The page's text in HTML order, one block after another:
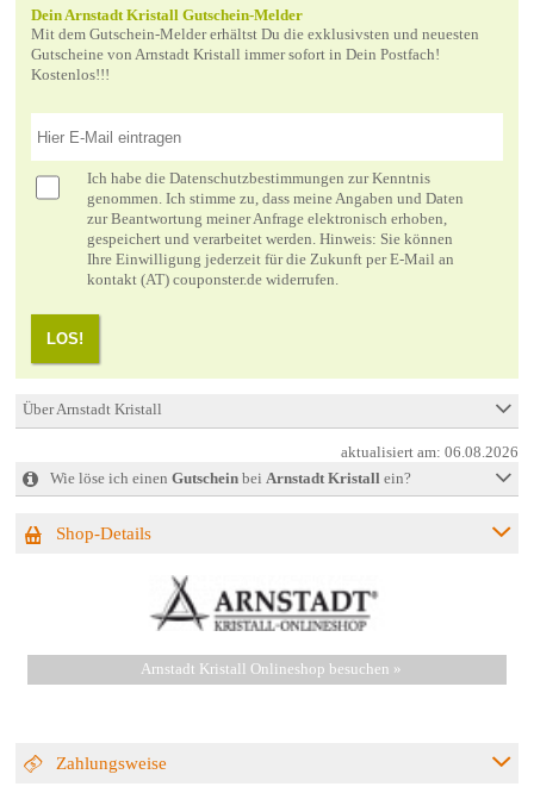
Dein Arnstadt Kristall Gutschein-Melder
Mit dem Gutschein-Melder erhältst Du die exklusivsten und neuesten
Gutscheine von Arnstadt Kristall immer sofort in Dein Postfach!
Kostenlos!!!
Ich habe die Datenschutzbestimmungen zur Kenntnis
genommen. Ich stimme zu, dass meine Angaben und Daten
zur Beantwortung meiner Anfrage elektronisch erhoben,
gespeichert und verarbeitet werden. Hinweis: Sie können
Ihre Einwilligung jederzeit für die Zukunft per E-Mail an
kontakt (AT) couponster.de widerrufen.
LOS!
Über Arnstadt Kristall
aktualisiert am:06.08.2026
Wie löse ich einen Gutscheinbei Arnstadt Kristallein?
Shop-Details
Arnstadt Kristall Onlineshop besuchen »
Zahlungsweise